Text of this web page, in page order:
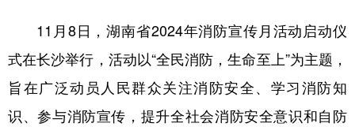
11月8日，湖南省2024年消防宣传月活动启动仪
式在长沙举行，活动以“全民消防，生命至上”为主题，
旨在广泛动员人民群众关注消防安全、学习消防知
识、参与消防宣传，提升全社会消防安全意识和自防